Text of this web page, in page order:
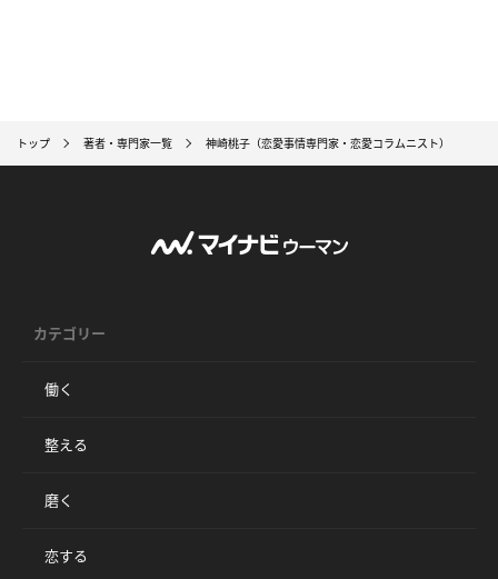
トップ 著者・専門家一覧 神崎桃子（恋愛事情専門家・恋愛コラムニスト）
カテゴリー
働く
整える
磨く
恋する